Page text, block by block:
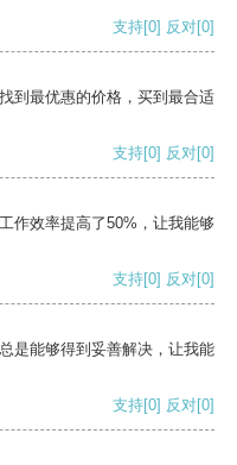
支持[0] 反对[0]
到最优惠的价格，买到最合适
支持[0] 反对[0]
作效率提高了50%，让我能够
支持[0] 反对[0]
是能够得到妥善解决，让我能
支持[0] 反对[0]